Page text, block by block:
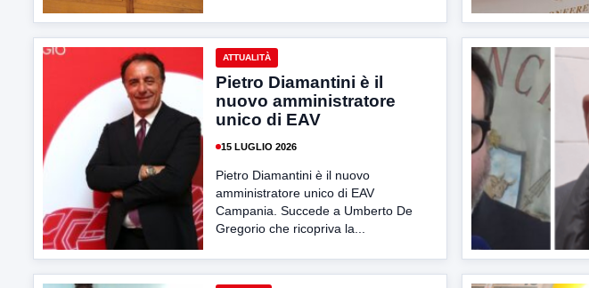
ATTUALITÀ
Pietro Diamantini è il
nuovo amministratore
unico di EAV
15 LUGLIO 2026
Pietro Diamantini è il nuovo
amministratore unico di EAV
Campania. Succede a Umberto De
Gregorio che ricopriva la...